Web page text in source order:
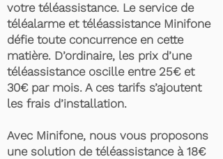
votre téléassistance. Le service de
téléalarme et téléassistance Minifone
défie toute concurrence en cette
matière. D’ordinaire, les prix d’une
téléassistance oscille entre 25€ et
30€ par mois. A ces tarifs s’ajoutent
les frais d’installation.
Avec Minifone, nous vous proposons
une solution de téléassistance à 18€